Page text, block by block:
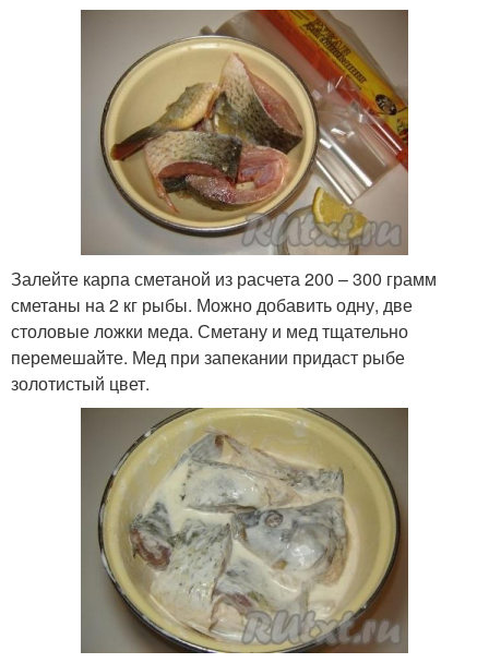
Залейте карпа сметаной из расчета 200 – 300 грамм
сметаны на 2 кг рыбы. Можно добавить одну, две
столовые ложки меда. Сметану и мед тщательно
перемешайте. Мед при запекании придаст рыбе
золотистый цвет.